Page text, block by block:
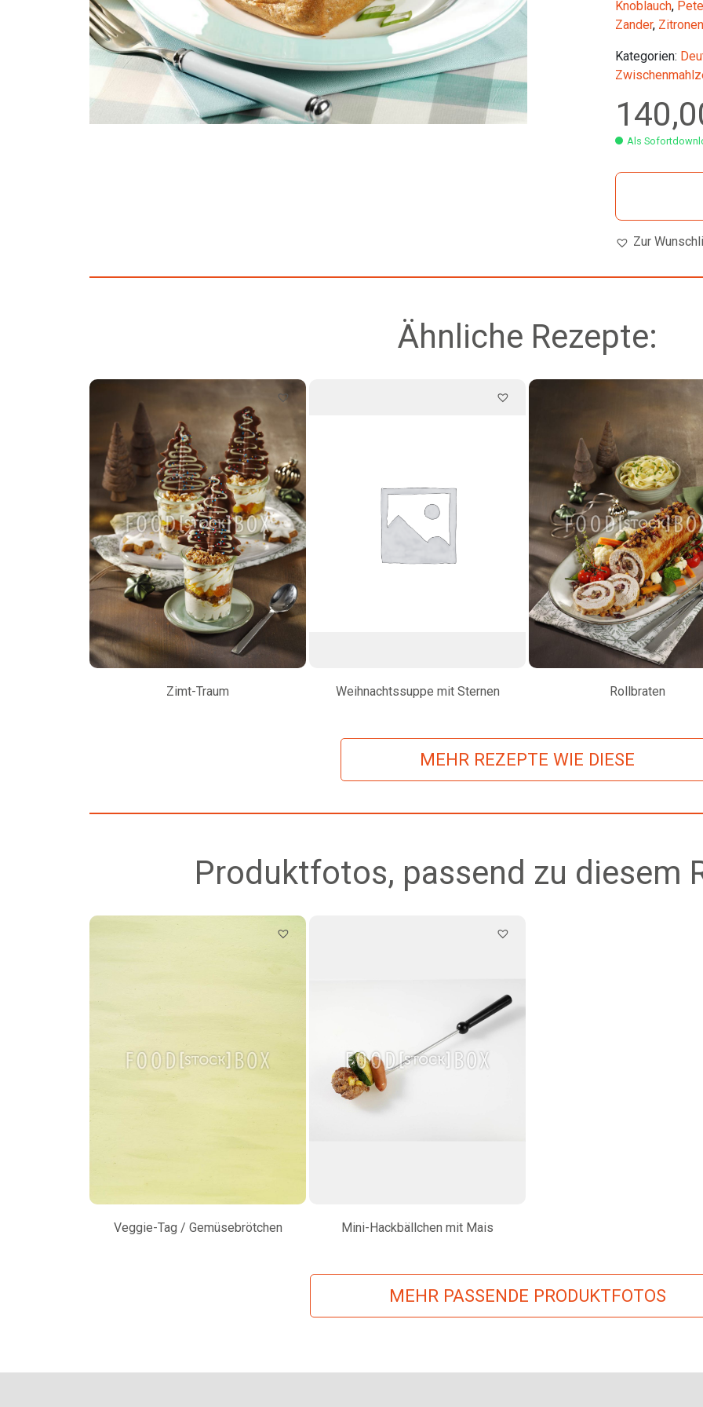
Knoblauch,
Zander,
Kategorien:
Als
Zur
Ähnliche Rezepte:
Zimt-Traum Weihnachtssuppe mit Sternen Rollbraten
MEHR REZEPTE WIE DIESE
Produktfotos, passend zu diesem
Veggie-Tag / Gemüsebrötchen Mini-Hackbällchen mit Mais
MEHR PASSENDE PRODUKTFOTOS